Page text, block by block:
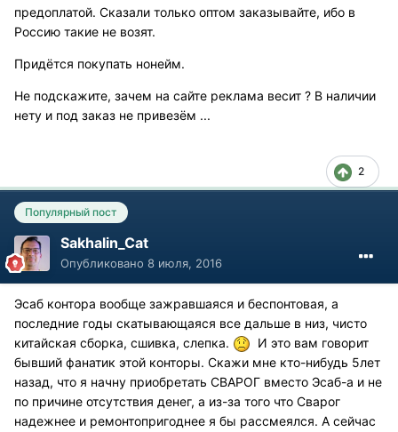
предоплатой. Сказали только оптом заказывайте, ибо в
Россию такие не возят.
Придётся покупать нонейм.
Не подскажите, зачем на сайте реклама весит ? В наличии
нету и под заказ не привезём ...
2
Популярный пост
Sakhalin_Cat
Опубликовано 8 июля, 2016
Эсаб контора вообще зажравшаяся и беспонтовая, а
последние годы скатывающаяся все дальше в низ, чисто
китайская сборка, сшивка, слепка.
И это вам говорит
бывший фанатик этой конторы. Скажи мне кто-нибудь 5лет
назад, что я начну приобретать СВАРОГ вместо Эсаб-а и не
по причине отсутствия денег, а из-за того что Сварог
надежнее и ремонтопригоднее я бы рассмеялся. А сейчас